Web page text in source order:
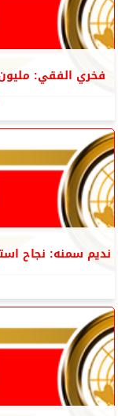
فخري الفقي:
نديم سمنه: نجاح